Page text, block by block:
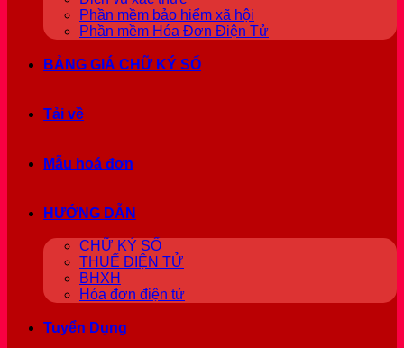
Phần mềm bảo hiểm xã hội
Phần mềm Hóa Đơn Điện Tử
BẢNG GIÁ CHỮ KÝ SỐ
Tải về
Mẫu hoá đơn
HƯỚNG DẪN
CHỮ KÝ SỐ
THUẾ ĐIỆN TỬ
BHXH
Hóa đơn điện tử
Tuyển Dụng